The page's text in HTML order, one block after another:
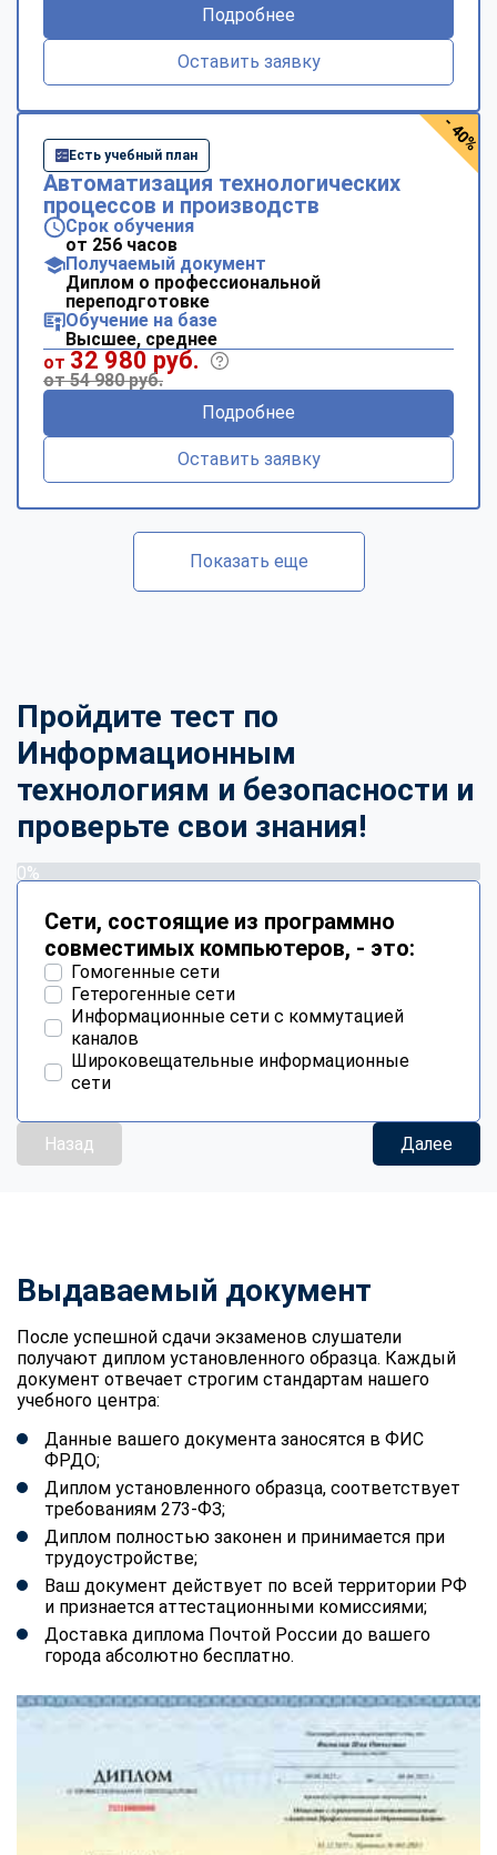
Подробнее
Оставить заявку
Есть учебный план
Автоматизация технологических
процессов и производств
Срок обучения
от 256 часов
Получаемый документ
Диплом о профессиональной
переподготовке
Обучение на базе
Высшее, среднее
от 32 980 руб.
от 54 980 руб.
Подробнее
Оставить заявку
- 40%
Показать еще
Пройдите тест по
Информационным
технологиям и безопасности и
проверьте свои знания!
0%
Сети, состоящие из программно
совместимых компьютеров, - это:
Гомогенные сети
Гетерогенные сети
Информационные сети с коммутацией
каналов
Широковещательные информационные
сети
Назад Далее
Выдаваемый документ
После успешной сдачи экзаменов слушатели
получают диплом установленного образца. Каждый
документ отвечает строгим стандартам нашего
учебного центра:
Данные вашего документа заносятся в ФИС
ФРДО;
Диплом установленного образца, соответствует
требованиям 273-ФЗ;
Диплом полностью законен и принимается при
трудоустройстве;
Ваш документ действует по всей территории РФ
и признается аттестационными комиссиями;
Доставка диплома Почтой России до вашего
города абсолютно бесплатно.